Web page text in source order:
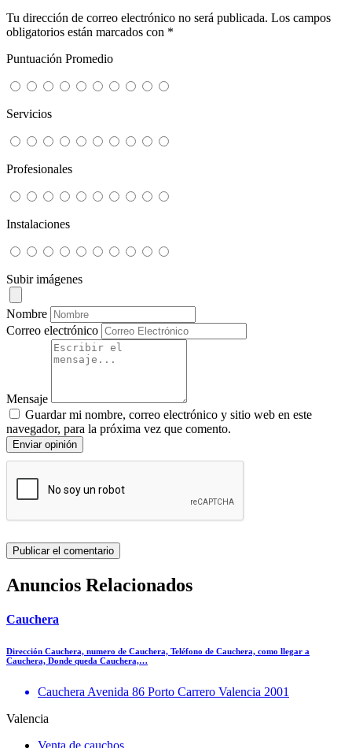
Tu dirección de correo electrónico no será publicada. Los campos
obligatorios están marcados con *
Puntuación Promedio
Servicios
Profesionales
Instalaciones
Subir imágenes
Nombre
Correo electrónico
Mensaje
Guardar mi nombre, correo electrónico y sitio web en este
navegador, para la próxima vez que comento.
Enviar opinión
Anuncios Relacionados
Cauchera
Dirección Cauchera, numero de Cauchera, Teléfono de Cauchera, como llegar a
Cauchera, Donde queda Cauchera,…
Cauchera Avenida 86 Porto Carrero Valencia 2001
Valencia